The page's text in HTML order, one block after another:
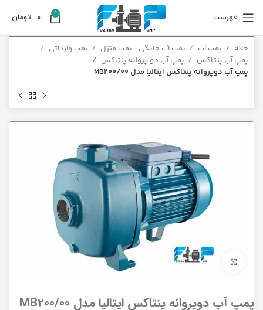
فهرست 0
0 تومان
خانه پمپ آب پمپ آب خانگی- پمپ منزل
پمپ وارداتی
پمپ آب پنتاکس
پمپ آب دو پروانه پنتاکس
پمپ آب دوپروانه پنتاکس ایتالیا مدل MB200/00
برای بزرگنمایی کلیک کنید
پمپ آب دوپروانه پنتاکس ایتالیا مدل MB200/00